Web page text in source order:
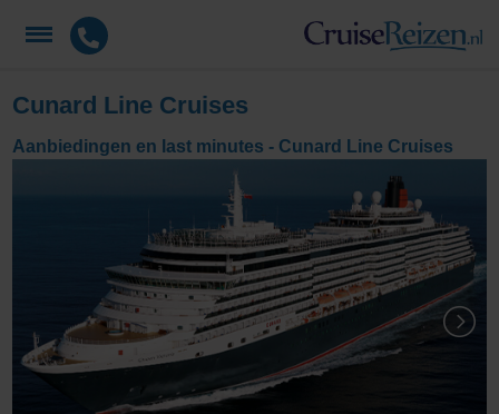
Cunard Line Cruises
Aanbiedingen en last minutes - Cunard Line Cruises